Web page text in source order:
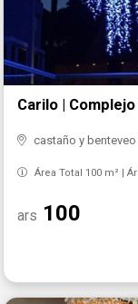
Carilo |
castaño y
Área Total 100 m² |
ars 100